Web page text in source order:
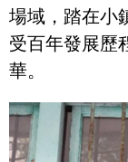
場域，踏在小
受百年發展歷
華。